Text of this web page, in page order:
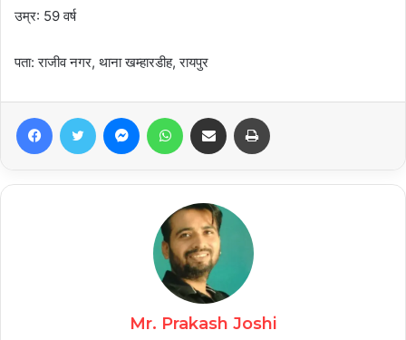
उम्र: 59 वर्ष
पता: राजीव नगर, थाना खम्हारडीह, रायपुर
FacebookTwitter MessengerWhatsAppShare via Email
Mr. Prakash Joshi